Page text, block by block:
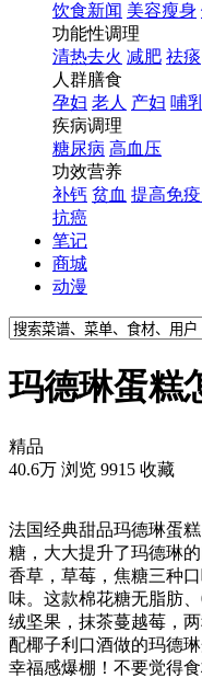
饮食新闻 美容瘦身
功能性调理
清热去火 减肥 祛痰
人群膳食
孕妇 老人 产妇 哺
疾病调理
糖尿病 高血压
功效营养
补钙 贫血 提高免
抗癌
笔记
商城
动漫
玛德琳蛋糕
精品
40.6万 浏览 9915 收藏
法国经典甜品玛德琳蛋
糖，大大提升了玛德琳
香草，草莓，焦糖三种
味。这款棉花糖无脂肪
绒坚果，抹茶蔓越莓，
配椰子利口酒做的玛德
幸福感爆棚！不要觉得